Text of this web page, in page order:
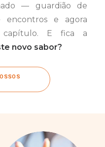
— guardião de
encontros e agora
capítulo. E fica a
novo sabor?